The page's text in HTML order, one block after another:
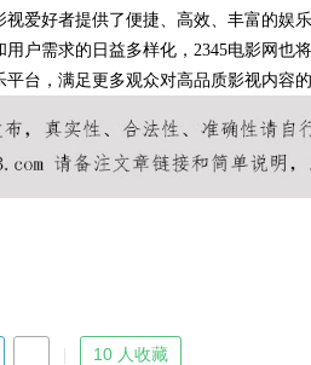
爱好者提供了便捷、高效、丰富的娱
户需求的日益多样化，2345电影网
台，满足更多观众对高品质影视内容
10 人收藏